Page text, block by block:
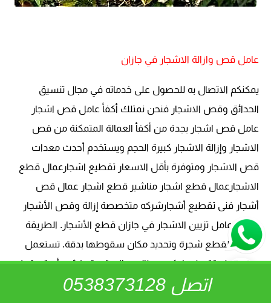
عامل قص وازالة الاشجار في جازان
يمكنكم الاتصال به للحصول على خدماته في مجال تنسيق
الحدائق وقص الاشجار فنحن نمتلك أكفأ عامل قص اشجار
عامل قص اشجار بجدة من أكفأ العمالة المتمكنة من قص
الاشجار وإزالة الاشجار كبيرة الحجم ويستخدم أحدث معدات
قص الاشجار ومتوفرة بأقل الاسعار تقطيع اشجارعمال قطع
الاشجارعمال قطع اشجار مناشير قطع اشجار عمال قص
أشجار فنى تقطيع أشجارشركه متخصصة إزالة وقص الأشجار
بجيزان عامل تزيين الاشجار في جازان قطع الأشجار. الطريقة
المثالية لقطع شجرة وتحديد مكان سقوطها بدقة. تستعمل
هذه الطريقة عندما يكون هناك مباني قريبة يخشى أن تسقط
عليها الشجرة قص الاشجار وتشكيلها عامل قص الاشجار
اتصل 0538373128